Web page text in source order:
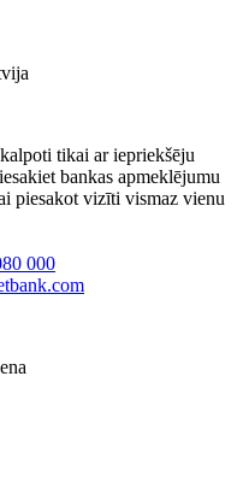
tikai ar iepriekšēju
bankas apmeklējumu
piesakot vizīti vismaz vienu
000